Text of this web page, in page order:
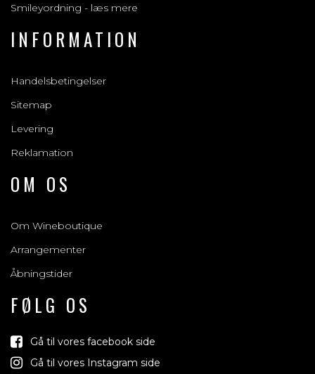
Smileyordning - læs mere
INFORMATION
Handelsbetingelser
Sitemap
Levering
Reklamation
OM OS
Om Wineboutique
Arrangementer
Åbningstider
FØLG OS
Gå til vores facebook side
Gå til vores Instagram side